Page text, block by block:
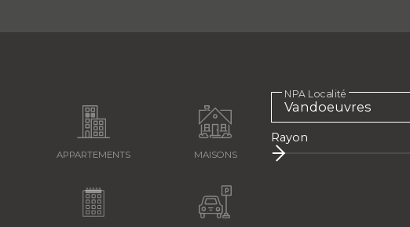
APPARTEMENTS MAISONS
NPA Localité
Rayon